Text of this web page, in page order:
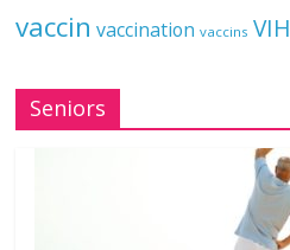
vaccin vaccination vaccins VIH
Seniors